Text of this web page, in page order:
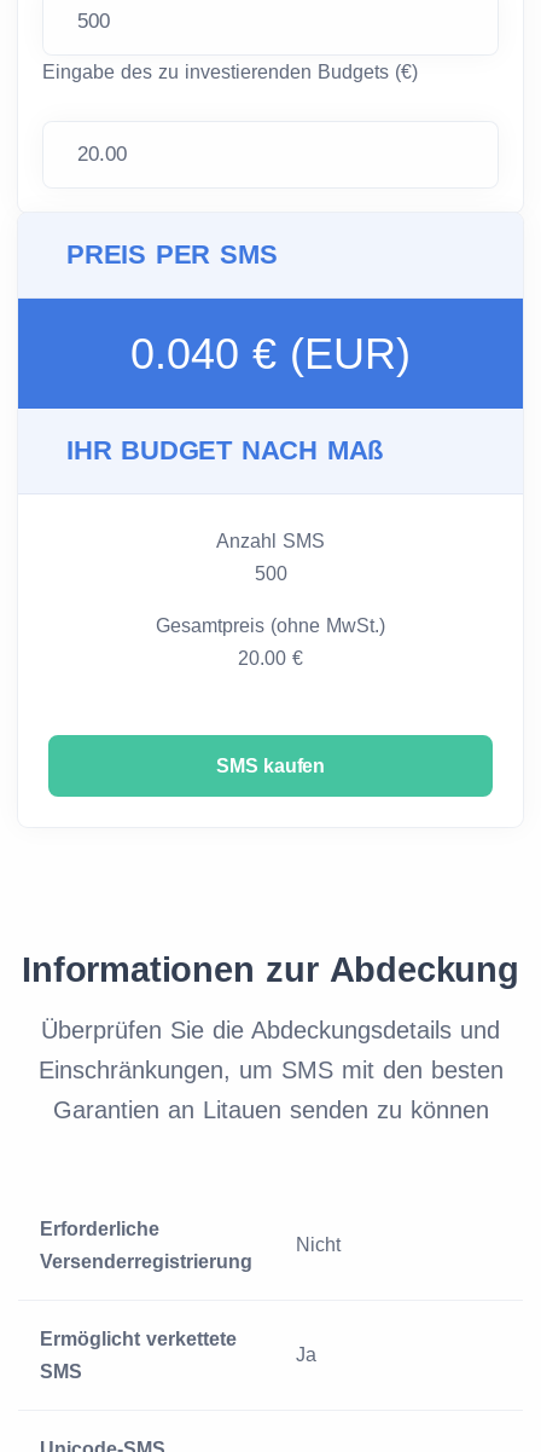
Eingabe des zu investierenden Budgets (€)
PREIS PER SMS
0.040 € (EUR)
IHR BUDGET NACH MAß
Anzahl SMS
500
Gesamtpreis (ohne MwSt.)
20.00 €
SMS kaufen
Informationen zur Abdeckung
Überprüfen Sie die Abdeckungsdetails und
Einschränkungen, um SMS mit den besten
Garantien an Litauen senden zu können
Erforderliche
Versenderregistrierung
Nicht
Ermöglicht verkettete
SMS
Ja